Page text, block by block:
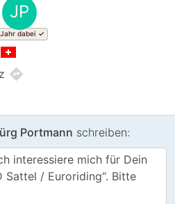
JP
dabei
directions
Portmann schreiben: